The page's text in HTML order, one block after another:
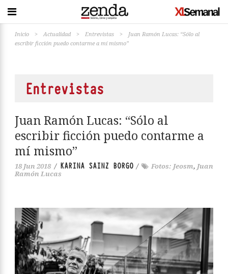
Inicio > Actualidad > Entrevistas >
Juan Ramón Lucas: “Sólo al
escribir ficción puedo contarme a mí mismo”
Entrevistas
Juan Ramón Lucas: “Sólo al
escribir ficción puedo contarme a
mí mismo”
18 Jun 2018 / KARINA SAINZ BORGO / Fotos: Jeosm, Juan
Ramón Lucas